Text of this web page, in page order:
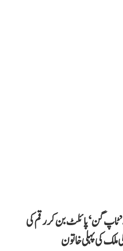
’ٹاپ گن‘ پائلٹ بن کر رقم کی
ملک کی پہلی خاتون